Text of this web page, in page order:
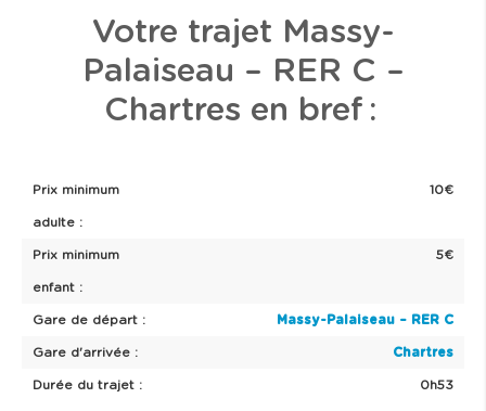
Votre trajet Massy-
Palaiseau – RER C –
Chartres en bref :
Prix minimum
adulte :
10€
Prix minimum
enfant :
5€
Gare de départ : Massy-Palaiseau – RER C
Gare d'arrivée : Chartres
Durée du trajet : 0h53